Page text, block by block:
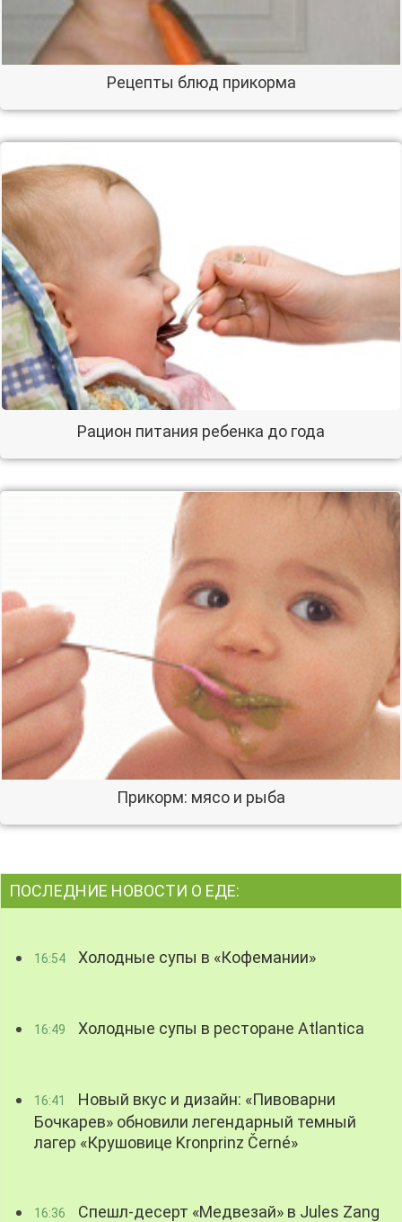
Рецепты блюд прикорма
Рацион питания ребенка до года
Прикорм: мясо и рыба
ПОСЛЕДНИЕ НОВОСТИ О ЕДЕ:
16:54 Холодные супы в «Кофемании»
16:49 Холодные супы в ресторане Atlantica
16:41
Новый вкус и дизайн: «Пивоварни
Бочкарев» обновили легендарный темный
лагер «Крушовице Kronprinz Černé»
16:36 Спешл-десерт «Медвезай» в Jules Zang